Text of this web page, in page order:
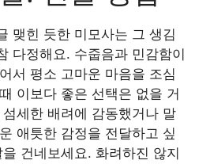
맺힌 듯한 미모사는 그 생김
다정해요. 수줍음과 민감함이
서 평소 고마운 마음을 조심
이보다 좋은 선택은 없을 거
세한 배려에 감동했거나 말
애틋한 감정을 전달하고 싶
건네보세요. 화려하진 않지